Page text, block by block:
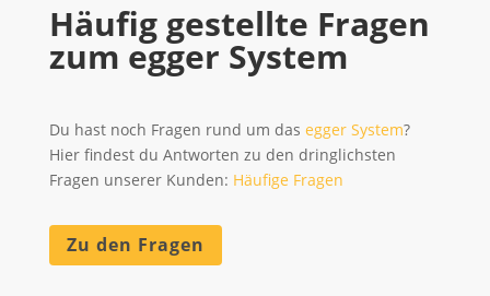
Häufig gestellte Fragen
zum egger System
Du hast noch Fragen rund um das egger System?
Hier findest du Antworten zu den dringlichsten
Fragen unserer Kunden: Häufige Fragen
Zu den Fragen